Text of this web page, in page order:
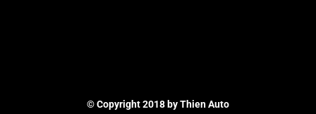
© Copyright 2018 by Thien Auto